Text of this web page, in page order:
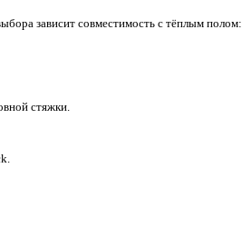
зависит совместимость с тёплым полом:
стяжки.